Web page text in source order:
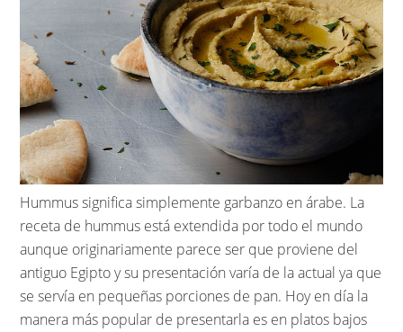
Hummus significa simplemente garbanzo en árabe. La
receta de hummus está extendida por todo el mundo
aunque originariamente parece ser que proviene del
antiguo Egipto y su presentación varía de la actual ya que
se servía en pequeñas porciones de pan. Hoy en día la
manera más popular de presentarla es en platos bajos